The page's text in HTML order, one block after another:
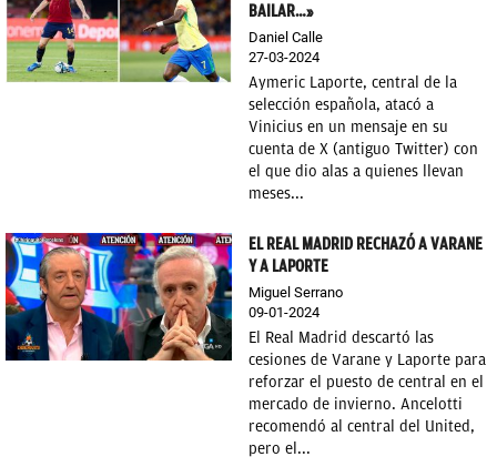
BAILAR…»
Daniel Calle
27-03-2024
Aymeric Laporte, central de la
selección española, atacó a
Vinicius en un mensaje en su
cuenta de X (antiguo Twitter) con
el que dio alas a quienes llevan
meses...
EL REAL MADRID RECHAZÓ A VARANE
Y A LAPORTE
Miguel Serrano
09-01-2024
El Real Madrid descartó las
cesiones de Varane y Laporte para
reforzar el puesto de central en el
mercado de invierno. Ancelotti
recomendó al central del United,
pero el...